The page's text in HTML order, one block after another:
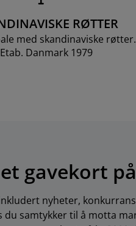
RØTTER
med skandinaviske røtter.
Etab. Danmark 1979
gavekort
nyheter,
samtykker til å motta